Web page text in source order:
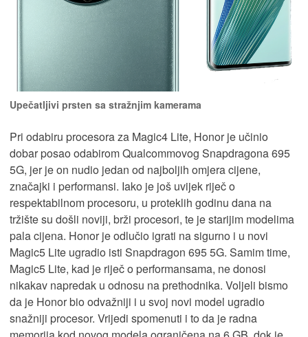
Upečatljivi prsten sa stražnjim kamerama
Pri odabiru procesora za Magic4 Lite, Honor je učinio
dobar posao odabirom Qualcommovog Snapdragona 695
5G, jer je on nudio jedan od najboljih omjera cijene,
značajki i performansi. Iako je još uvijek riječ o
respektabilnom procesoru, u proteklih godinu dana na
tržište su došli noviji, brži procesori, te je starijim modelima
pala cijena. Honor je odlučio igrati na sigurno i u novi
Magic5 Lite ugradio isti Snapdragon 695 5G. Samim time,
Magic5 Lite, kad je riječ o performansama, ne donosi
nikakav napredak u odnosu na prethodnika. Voljeli bismo
da je Honor bio odvažniji i u svoj novi model ugradio
snažniji procesor. Vrijedi spomenuti i to da je radna